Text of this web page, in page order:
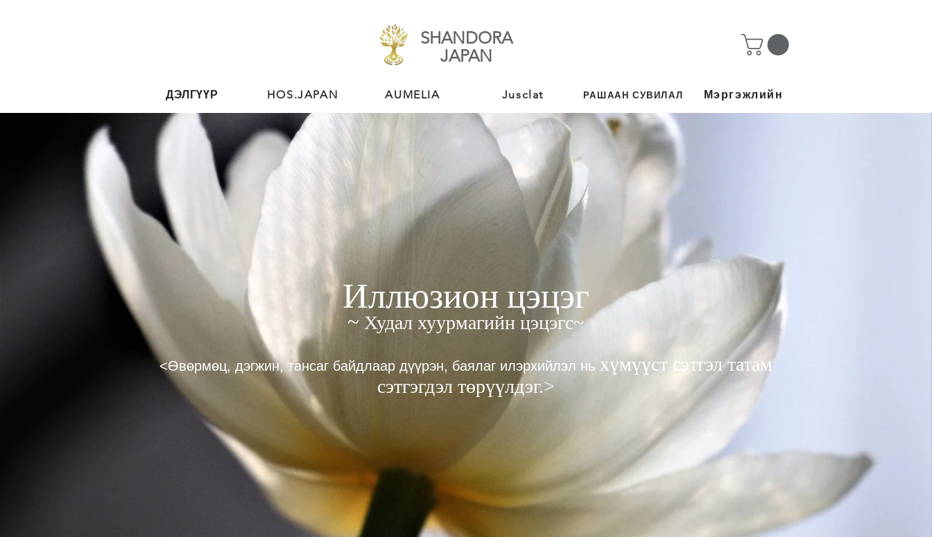
SHANDORA
​JAPAN
ДЭЛГҮҮР HOS.JAPAN AUMELIA Jusclat РАШААН СУВИЛАЛ​ Мэргэжлийн
Иллюзион цэцэг
~ Худал хуурмагийн цэцэгс~
<Өвөрмөц, дэгжин, тансаг байдлаар дүүрэн, баялагилэрхийлэл ньхүмүүст сэтгэл татам
сэтгэгдэл төрүүлдэг.>